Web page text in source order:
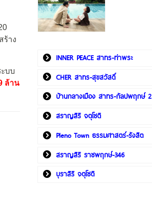
ร้าง
บบ
ล้าน
INNER PEACE สาทร-ท่าพระ
CHER สาทร-สุขสวัสดิ์
บ้านกลางเมือง สาทร-กัลปพฤกษ์ 2
สราญสิริ จตุโชติ
Pleno Town ธรรมศาสตร์-รังสิต
สราญสิริ ราชพฤกษ์-346
บุราสิริ จตุโชติ